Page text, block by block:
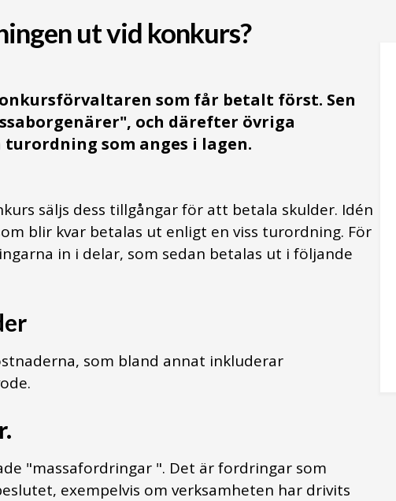
ut vid konkurs?
som får betalt först. Sen
och därefter övriga
som anges i lagen.
säljs dess tillgångar för att betala skulder. Idén
blir kvar betalas ut enligt en viss turordning. För
in i delar, som sedan betalas ut i följande
som bland annat inkluderar
"massafordringar ". Det är fordringar som
exempelvis om verksamheten har drivits